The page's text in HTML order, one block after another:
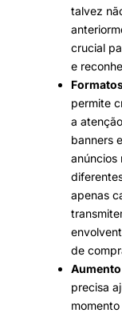
talvez
crucial
e
permite
a
banners
anúncios
apenas
de
precisa